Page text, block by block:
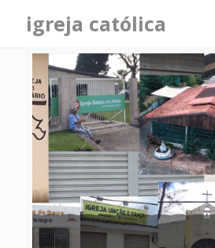
igreja católica